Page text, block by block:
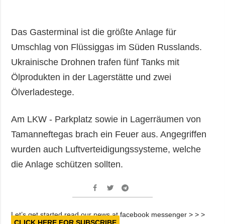
Das Gasterminal ist die größte Anlage für
Umschlag von Flüssiggas im Süden Russlands.
Ukrainische Drohnen trafen fünf Tanks mit
Ölprodukten in der Lagerstätte und zwei
Ölverladestege.
Am LKW - Parkplatz sowie in Lagerräumen von
Tamanneftegas brach ein Feuer aus. Angegriffen
wurden auch Luftverteidigungssysteme, welche
die Anlage schützen sollten.
Let’s get started read our news at facebook messenger > > >